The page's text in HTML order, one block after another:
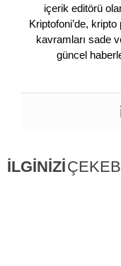
içerik editörü
Kriptofoni’de,
kavramları sade
güncel
İLGİNİZİ